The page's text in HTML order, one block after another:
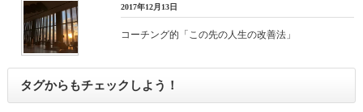
2017年12月13日
コーチング的「この先の人生の改善法」
タグからもチェックしよう！